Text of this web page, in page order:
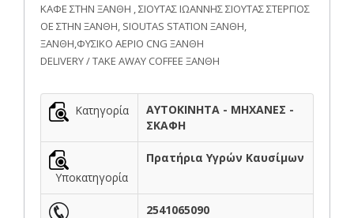
ΚΑΦΕ ΣΤΗΝ ΞΑΝΘΗ , ΣΙΟΥΤΑΣ ΙΩΑΝΝΗΣ ΣΙΟΥΤΑΣ ΣΤΕΡΓΙΟΣ
ΟΕ ΣΤΗΝ ΞΑΝΘΗ, SIOUTAS STATION ΞΑΝΘΗ,
ΞΑΝΘΗ,ΦΥΣΙΚΟ ΑΕΡΙΟ CNG ΞΑΝΘΗ
DELIVERY / TAKE AWAY COFFEΕ ΞΑΝΘΗ
Κατηγορία
ΑΥΤΟΚΙΝΗΤΑ - ΜΗΧΑΝΕΣ -
ΣΚΑΦΗ
Υποκατηγορία
Πρατήρια Υγρών Καυσίμων
2541065090